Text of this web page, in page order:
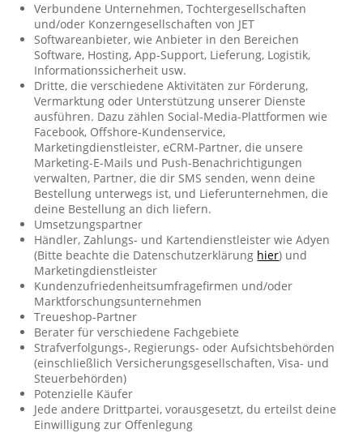
Verbundene Unternehmen, Tochtergesellschaften
und/oder Konzerngesellschaften von JET
Softwareanbieter, wie Anbieter in den Bereichen
Software, Hosting, App-Support, Lieferung, Logistik,
Informationssicherheit usw.
Dritte, die verschiedene Aktivitäten zur Förderung,
Vermarktung oder Unterstützung unserer Dienste
ausführen. Dazu zählen Social-Media-Plattformen wie
Facebook, Offshore-Kundenservice,
Marketingdienstleister, eCRM-Partner, die unsere
Marketing-E-Mails und Push-Benachrichtigungen
verwalten, Partner, die dir SMS senden, wenn deine
Bestellung unterwegs ist, und Lieferunternehmen, die
deine Bestellung an dich liefern.
Umsetzungspartner
Händler, Zahlungs- und Kartendienstleister wie Adyen
(Bitte beachte die Datenschutzerklärung hier) und
Marketingdienstleister
Kundenzufriedenheitsumfragefirmen und/oder
Marktforschungsunternehmen
Treueshop-Partner
Berater für verschiedene Fachgebiete
Strafverfolgungs-, Regierungs- oder Aufsichtsbehörden
(einschließlich Versicherungsgesellschaften, Visa- und
Steuerbehörden)
Potenzielle Käufer
Jede andere Drittpartei, vorausgesetzt, du erteilst deine
Einwilligung zur Offenlegung